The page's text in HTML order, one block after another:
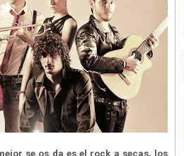
se os da es el rock a secas, los